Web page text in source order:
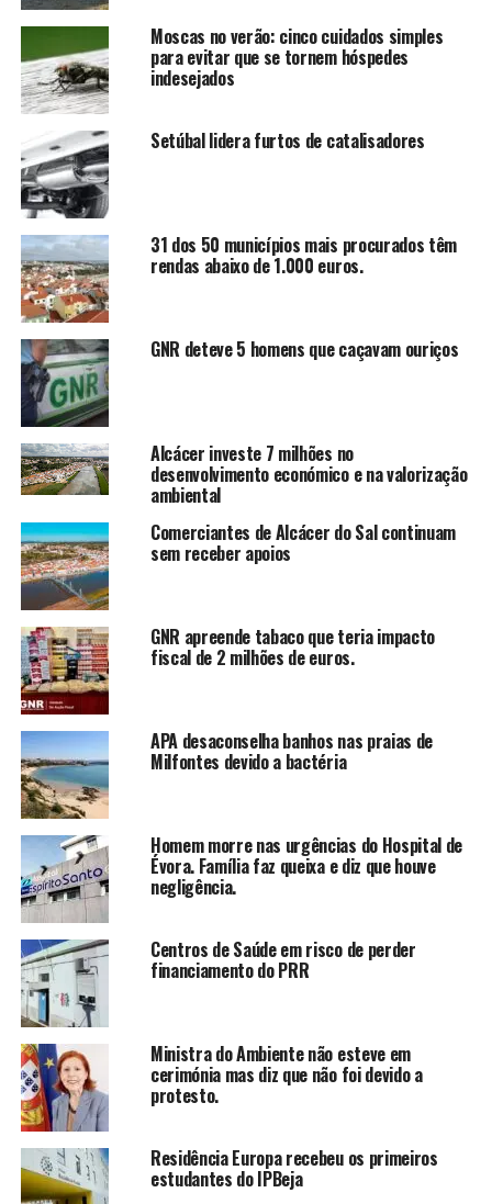
Moscas no verão: cinco cuidados simples
para evitar que se tornem hóspedes
indesejados
Setúbal lidera furtos de catalisadores
31 dos 50 municípios mais procurados têm
rendas abaixo de 1.000 euros.
GNR deteve 5 homens que caçavam ouriços
Alcácer investe 7 milhões no
desenvolvimento económico e na valorização
ambiental
Comerciantes de Alcácer do Sal continuam
sem receber apoios
GNR apreende tabaco que teria impacto
fiscal de 2 milhões de euros.
APA desaconselha banhos nas praias de
Milfontes devido a bactéria
Homem morre nas urgências do Hospital de
Évora. Família faz queixa e diz que houve
negligência.
Centros de Saúde em risco de perder
financiamento do PRR
Ministra do Ambiente não esteve em
cerimónia mas diz que não foi devido a
protesto.
Residência Europa recebeu os primeiros
estudantes do IPBeja